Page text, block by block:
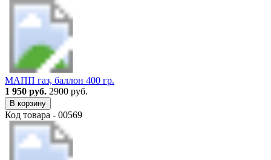
МАПП газ, баллон 400 гр.
1 950 руб. 2900 руб.
В корзину
Код товара - 00569